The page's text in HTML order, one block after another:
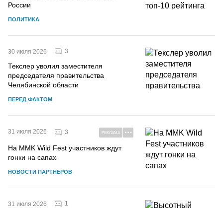
России
ПОЛИТИКА
30 июля 2026 3
Текслер уволил заместителя
председателя правительства
Челябинской области
ПЕРЕД ФАКТОМ
31 июля 2026 3 РЕКЛАМА
На MMK Wild Fest участников ждут
гонки на сапах
НОВОСТИ ПАРТНЕРОВ
31 июля 2026 1